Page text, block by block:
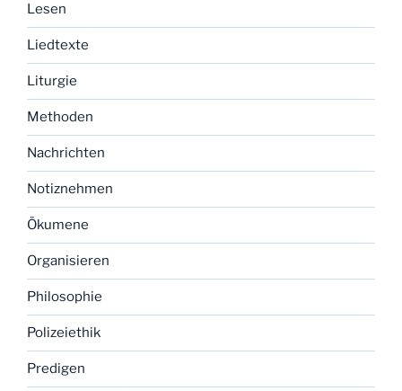
Lesen
Liedtexte
Liturgie
Methoden
Nachrichten
Notiznehmen
Ökumene
Organisieren
Philosophie
Polizeiethik
Predigen